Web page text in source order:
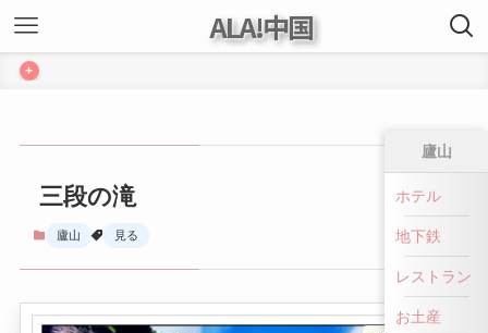
ALA!中国
+
三段の滝
廬山 見る
廬山
ホテル
地下鉄
レストラン
お土産